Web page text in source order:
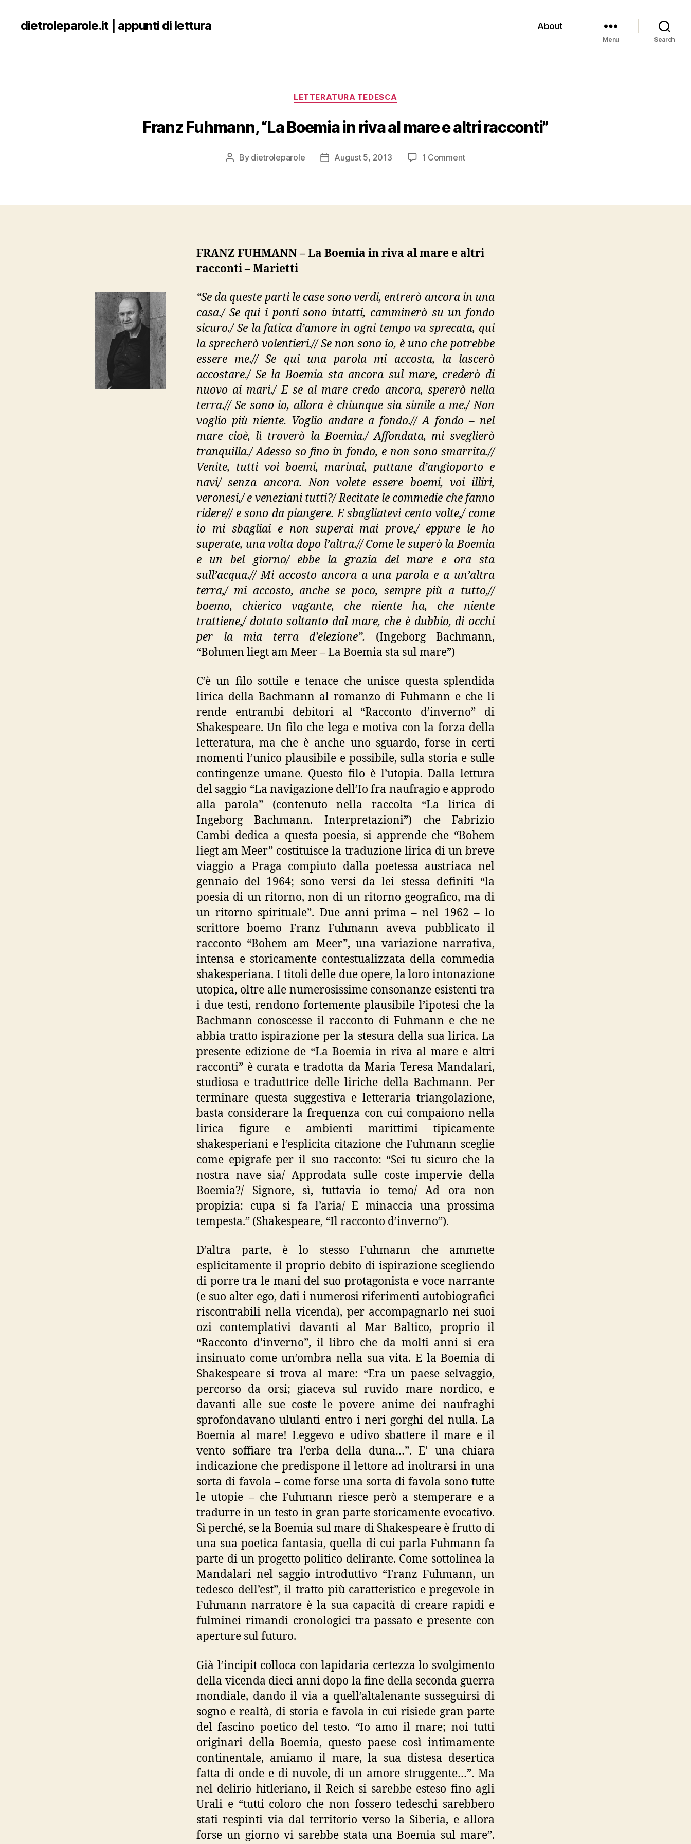
dietroleparole.it | appunti di lettura About
Menu Search
Categories
LETTERATURA TEDESCA
Franz Fuhmann, “La Boemia in riva al mare e altri racconti”
Post
By dietroleparole
PostAugust 5, 2013 1 Commenton
Boemia
mare
racconti”
FRANZ FUHMANN – La Boemia in riva al mare e altri
racconti – Marietti
“Se da queste parti le case sono verdi, entrerò ancora in una
casa./ Se qui i ponti sono intatti, camminerò su un fondo
sicuro./ Se la fatica d’amore in ogni tempo va sprecata, qui
la sprecherò volentieri.// Se non sono io, è uno che potrebbe
essere me.// Se qui una parola mi accosta, la lascerò
accostare./ Se la Boemia sta ancora sul mare, crederò di
nuovo ai mari./ E se al mare credo ancora, spererò nella
terra.// Se sono io, allora è chiunque sia simile a me./ Non
voglio più niente. Voglio andare a fondo.// A fondo – nel
mare cioè, lì troverò la Boemia./ Affondata, mi sveglierò
tranquilla./ Adesso so fino in fondo, e non sono smarrita.//
Venite, tutti voi boemi, marinai, puttane d’angioporto e
navi/ senza ancora. Non volete essere boemi, voi illiri,
veronesi,/ e veneziani tutti?/ Recitate le commedie che fanno
ridere// e sono da piangere. E sbagliatevi cento volte,/ come
io mi sbagliai e non superai mai prove,/ eppure le ho
superate, una volta dopo l’altra.// Come le superò la Boemia
e un bel giorno/ ebbe la grazia del mare e ora sta
sull’acqua.// Mi accosto ancora a una parola e a un’altra
terra,/ mi accosto, anche se poco, sempre più a tutto,//
boemo, chierico vagante, che niente ha, che niente
trattiene,/ dotato soltanto dal mare, che è dubbio, di occhi
per la mia terra d’elezione”. (Ingeborg Bachmann,
“Bohmen liegt am Meer – La Boemia sta sul mare”)
C’è un filo sottile e tenace che unisce questa splendida
lirica della Bachmann al romanzo di Fuhmann e che li
rende entrambi debitori al “Racconto d’inverno” di
Shakespeare. Un filo che lega e motiva con la forza della
letteratura, ma che è anche uno sguardo, forse in certi
momenti l’unico plausibile e possibile, sulla storia e sulle
contingenze umane. Questo filo è l’utopia. Dalla lettura
del saggio “La navigazione dell’Io fra naufragio e approdo
alla parola” (contenuto nella raccolta “La lirica di
Ingeborg Bachmann. Interpretazioni”) che Fabrizio
Cambi dedica a questa poesia, si apprende che “Bohem
liegt am Meer” costituisce la traduzione lirica di un breve
viaggio a Praga compiuto dalla poetessa austriaca nel
gennaio del 1964; sono versi da lei stessa definiti “la
poesia di un ritorno, non di un ritorno geografico, ma di
un ritorno spirituale”. Due anni prima – nel 1962 – lo
scrittore boemo Franz Fuhmann aveva pubblicato il
racconto “Bohem am Meer”, una variazione narrativa,
intensa e storicamente contestualizzata della commedia
shakesperiana. I titoli delle due opere, la loro intonazione
utopica, oltre alle numerosissime consonanze esistenti tra
i due testi, rendono fortemente plausibile l’ipotesi che la
Bachmann conoscesse il racconto di Fuhmann e che ne
abbia tratto ispirazione per la stesura della sua lirica. La
presente edizione de “La Boemia in riva al mare e altri
racconti” è curata e tradotta da Maria Teresa Mandalari,
studiosa e traduttrice delle liriche della Bachmann. Per
terminare questa suggestiva e letteraria triangolazione,
basta considerare la frequenza con cui compaiono nella
lirica figure e ambienti marittimi tipicamente
shakesperiani e l’esplicita citazione che Fuhmann sceglie
come epigrafe per il suo racconto: “Sei tu sicuro che la
nostra nave sia/ Approdata sulle coste impervie della
Boemia?/ Signore, sì, tuttavia io temo/ Ad ora non
propizia: cupa si fa l’aria/ E minaccia una prossima
tempesta.” (Shakespeare, “Il racconto d’inverno”).
D’altra parte, è lo stesso Fuhmann che ammette
esplicitamente il proprio debito di ispirazione scegliendo
di porre tra le mani del suo protagonista e voce narrante
(e suo alter ego, dati i numerosi riferimenti autobiografici
riscontrabili nella vicenda), per accompagnarlo nei suoi
ozi contemplativi davanti al Mar Baltico, proprio il
“Racconto d’inverno”, il libro che da molti anni si era
insinuato come un’ombra nella sua vita. E la Boemia di
Shakespeare si trova al mare: “Era un paese selvaggio,
percorso da orsi; giaceva sul ruvido mare nordico, e
davanti alle sue coste le povere anime dei naufraghi
sprofondavano ululanti entro i neri gorghi del nulla. La
Boemia al mare! Leggevo e udivo sbattere il mare e il
vento soffiare tra l’erba della duna…”. E’ una chiara
indicazione che predispone il lettore ad inoltrarsi in una
sorta di favola – come forse una sorta di favola sono tutte
le utopie – che Fuhmann riesce però a stemperare e a
tradurre in un testo in gran parte storicamente evocativo.
Sì perché, se la Boemia sul mare di Shakespeare è frutto di
una sua poetica fantasia, quella di cui parla Fuhmann fa
parte di un progetto politico delirante. Come sottolinea la
Mandalari nel saggio introduttivo “Franz Fuhmann, un
tedesco dell’est”, il tratto più caratteristico e pregevole in
Fuhmann narratore è la sua capacità di creare rapidi e
fulminei rimandi cronologici tra passato e presente con
aperture sul futuro.
Già l’incipit colloca con lapidaria certezza lo svolgimento
della vicenda dieci anni dopo la fine della seconda guerra
mondiale, dando il via a quell’altalenante susseguirsi di
sogno e realtà, di storia e favola in cui risiede gran parte
del fascino poetico del testo. “Io amo il mare; noi tutti
originari della Boemia, questo paese così intimamente
continentale, amiamo il mare, la sua distesa desertica
fatta di onde e di nuvole, di un amore struggente…”. Ma
nel delirio hitleriano, il Reich si sarebbe esteso fino agli
Urali e “tutti coloro che non fossero tedeschi sarebbero
stati respinti via dal territorio verso la Siberia, e allora
forse un giorno vi sarebbe stata una Boemia sul mare”.